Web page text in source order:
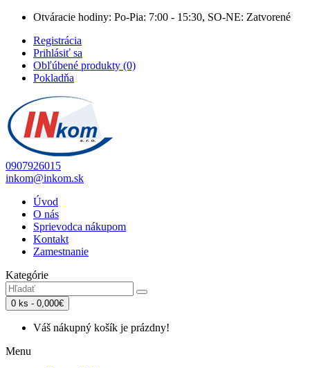
Otváracie hodiny: Po-Pia: 7:00 - 15:30, SO-NE: Zatvorené
Registrácia
Prihlásiť sa
Obľúbené produkty (0)
Pokladňa
0907926015
inkom@inkom.sk
Úvod
O nás
Sprievodca nákupom
Kontakt
Zamestnanie
Kategórie
0 ks - 0,000€
Váš nákupný košík je prázdny!
Menu